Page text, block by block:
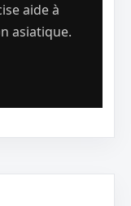
aide à
asiatique.